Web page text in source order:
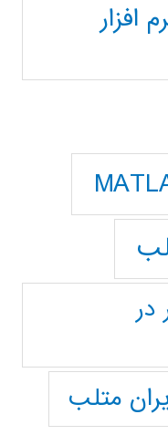
افزار
متلب